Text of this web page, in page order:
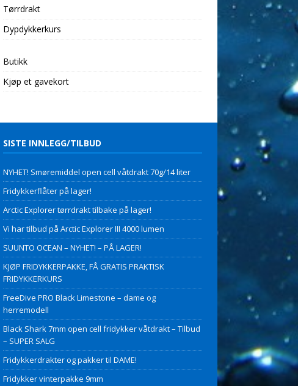
Tørrdrakt
Dypdykkerkurs
Butikk
Kjøp et gavekort
SISTE INNLEGG/TILBUD
NYHET! Smøremiddel open cell våtdrakt 70g/14 liter
Fridykkerflåter på lager!
Arctic Explorer tørrdrakt tilbake på lager!
Vi har tilbud på Arctic Explorer III 4000 lumen
SUUNTO OCEAN – NYHET! – PÅ LAGER!
KJØP FRIDYKKERPAKKE, FÅ GRATIS PRAKTISK
FRIDYKKERKURS
FreeDive PRO Black Limestone – dame og
herremodell
Black Shark 7mm open cell fridykker våtdrakt – Tilbud
– SUPER SALG
Fridykkerdrakter og pakker til DAME!
Fridykker vinterpakke 9mm